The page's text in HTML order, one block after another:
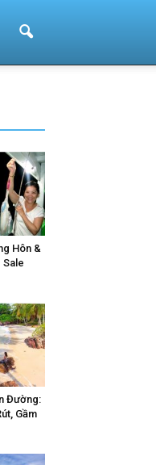
Hôn &
Đường:
Gầm